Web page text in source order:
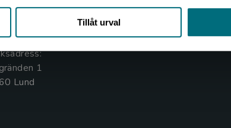
Tillåt urval
1
Frågor och svar
Köpvillkor